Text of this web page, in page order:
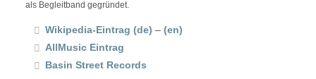
als Begleitband gegründet.
Wikipedia-Eintrag (de) – (en)
AllMusic Eintrag
Basin Street Records